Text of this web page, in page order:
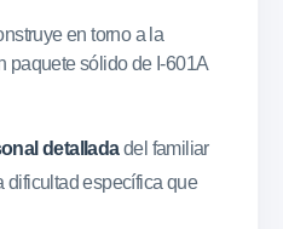
en torno a la
paquete sólido de I-601A
detalladadel familiar
dificultad específica que